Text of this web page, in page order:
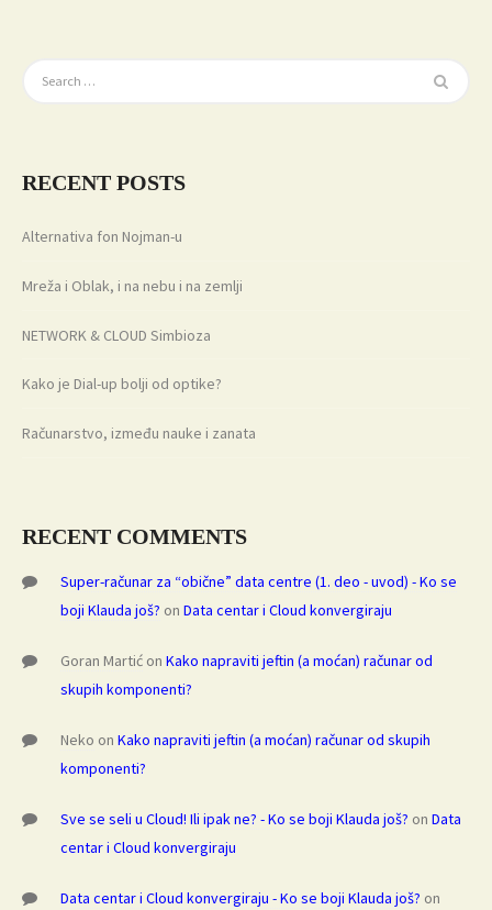
RECENT POSTS
Alternativa fon Nojman-u
Mreža i Oblak, i na nebu i na zemlji
NETWORK & CLOUD Simbioza
Kako je Dial-up bolji od optike?
Računarstvo, između nauke i zanata
RECENT COMMENTS
Super-računar za “obične” data centre (1. deo - uvod) - Ko se
boji Klauda još? on Data centar i Cloud konvergiraju
Goran Martić on Kako napraviti jeftin (a moćan) računar od
skupih komponenti?
Neko on Kako napraviti jeftin (a moćan) računar od skupih
komponenti?
Sve se seli u Cloud! Ili ipak ne? - Ko se boji Klauda još? on Data
centar i Cloud konvergiraju
Data centar i Cloud konvergiraju - Ko se boji Klauda još? on